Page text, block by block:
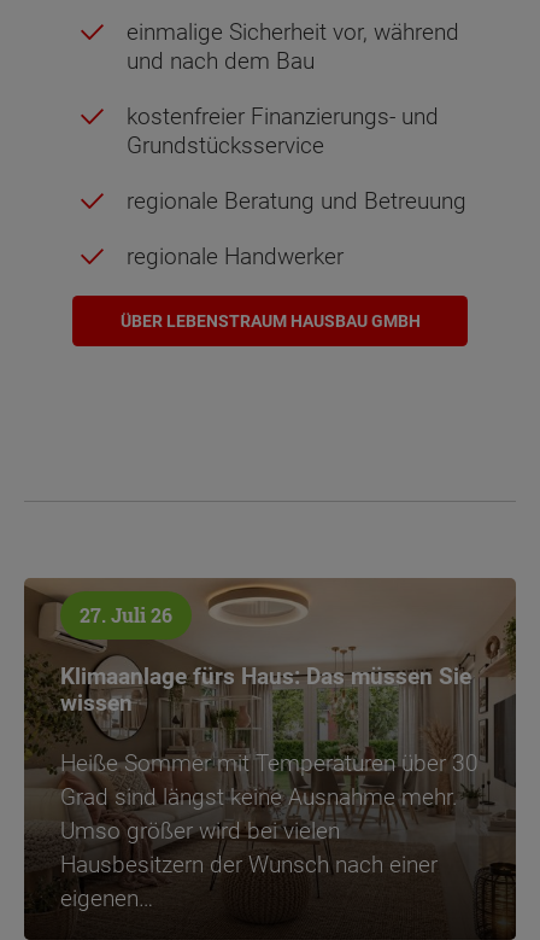
einmalige Sicherheit vor, während
und nach dem Bau
kostenfreier Finanzierungs- und
Grundstücksservice
regionale Beratung und Betreuung
regionale Handwerker
ÜBER LEBENSTRAUM HAUSBAU GMBH
27. Juli 26
Klimaanlage fürs Haus: Das müssen Sie
wissen
Heiße Sommer mit Temperaturen über 30
Grad sind längst keine Ausnahme mehr.
Umso größer wird bei vielen
Hausbesitzern der Wunsch nach einer
eigenen…